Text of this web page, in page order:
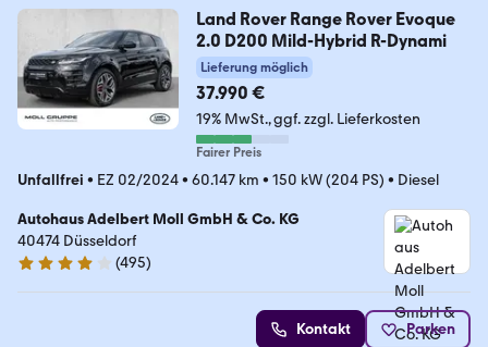
Land Rover Range Rover Evoque
2.0 D200 Mild-Hybrid R-Dynami
Lieferung möglich
37.990 €
19% MwSt. ggf. zzgl. Lieferkosten
Fairer Preis
Unfallfrei • EZ 02/2024• 60.147 km • 150 kW (204 PS) • Diesel
Autohaus Adelbert Moll GmbH & Co. KG
40474 Düsseldorf
4.1 Sterne
(495)
Kontakt Parken